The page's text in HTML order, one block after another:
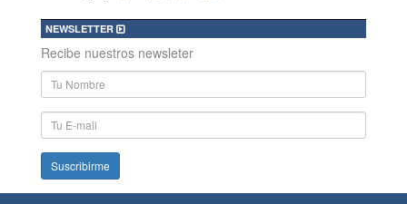
NEWSLETTER
Recibe nuestros newsleter
Nombre
y
Apellido
E-
mail